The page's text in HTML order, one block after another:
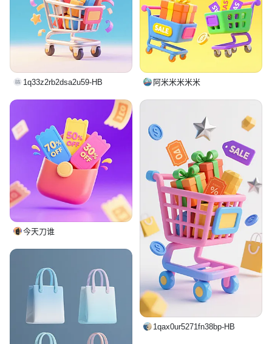
阿米米米米米
1q33z2rb2dsa2u59-HB
今天刀谁
1qax0ur5271fn38bp-HB